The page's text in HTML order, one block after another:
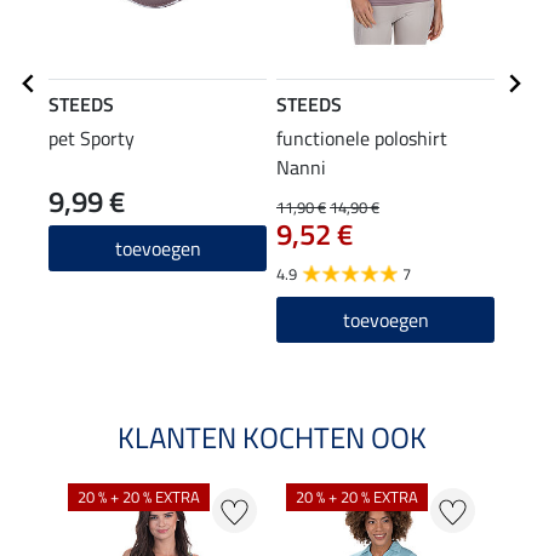
STEEDS
pet Sporty
9,99 €
toevoegen
STEEDS
functionele poloshirt
Nanni
11,90 €14,90 €
9,52 €
4.9 7
toevoegen
KLANTEN KOCHTEN OOK
20 % + 20 % EXTRA 20 % + 20 % EXTRA